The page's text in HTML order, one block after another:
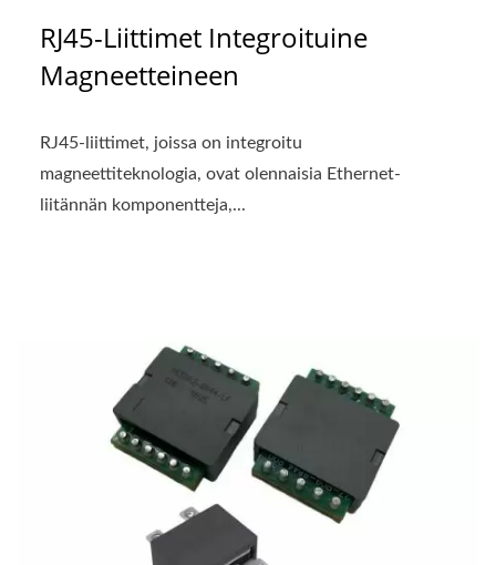
RJ45-Liittimet Integroituine
Magneetteineen
RJ45-liittimet, joissa on integroitu
magneettiteknologia, ovat olennaisia Ethernet-
liitännän komponentteja,...